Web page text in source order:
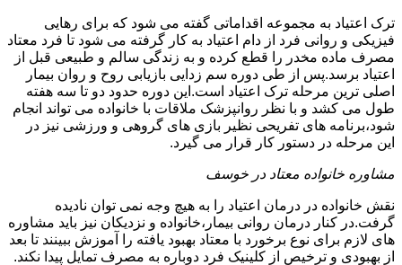
ترک اعتیاد به مجموعه اقداماتی گفته می شود که برای رهایی
فیزیکی و روانی فرد از دام اعتیاد به کار گرفته می شود تا فرد معتاد
مصرف ماده مخدر را قطع کرده و به زندگی سالم و طبیعی قبل از
اعتیاد برسد.پس از طی دوره سم زدایی بازیابی روح و روان بیمار
اصلی ترین مرحله ترک اعتیاد است.این دوره حدود دو تا سه هفته
طول می کشد و با نظر روانپزشک ملاقات با خانواده می تواند انجام
شود،برنامه های تفریحی نظیر بازی های گروهی و ورزشی نیز در
این مرحله در دستور کار قرار می گیرد.
مشاوره خانواده معتاد در خوسف
نقش خانواده در درمان اعتیاد را به هیچ وجه نمی توان نادیده
گرفت.در کنار درمان روانی بیمار،خانواده و نزدیکان نیز باید مشاوره
های لازم برای نوع برخورد با معتاد بهبود یافته را آموزش ببینند تا بعد
از بهبودی و ترخیص از کلینیک فرد دوباره به مصرف تمایل پیدا نکند.